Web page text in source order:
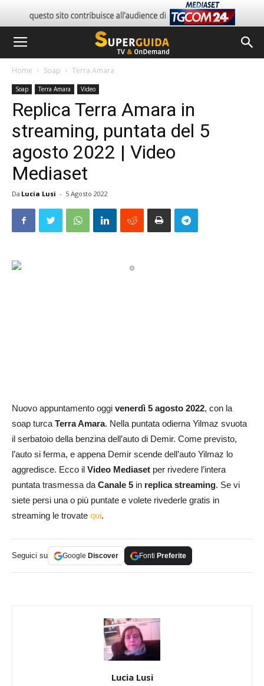
Home Soap Terra Amara
Soap Terra Amara Video
Replica Terra Amara in
streaming, puntata del 5
agosto 2022 | Video
Mediaset
Da Lucia Lusi - 5 Agosto 2022
Nuovo appuntamento oggi venerdì 5 agosto 2022, con la
soap turcaTerra Amara. Nella puntata odierna Yilmaz svuota
il serbatoio della benzina dell’auto di Demir. Come previsto,
l’auto si ferma, e appena Demir scende dell’auto Yilmaz lo
aggredisce. Ecco il Video Mediaset per rivedere l’intera
puntata trasmessa daCanale 5 in replica streaming. Se vi
siete persi una o più puntate e volete rivederle gratis in
streaming le trovate qui.
Seguici su Google Discover Fonti Preferite
Lucia Lusi